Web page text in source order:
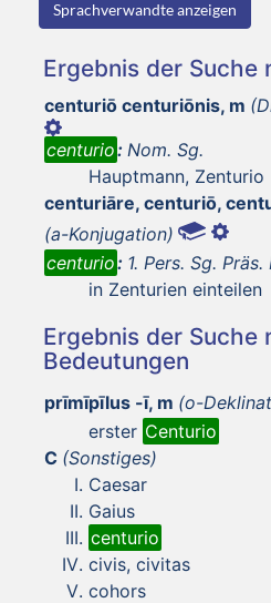
Sprachverwandte anzeigen
Ergebnis der Suche
centuriō centuriōnis, m
centurio: Nom. Sg.
Hauptmann, Zenturio
centuriāre, centuriō,
(a-Konjugation)
centurio: 1. Pers. Sg.
in Zenturien einteilen
Ergebnis der Suche
Bedeutungen
prīmīpīlus -ī, m (o-
erster Centurio
C (Sonstiges)
Caesar
Gaius
centurio
civis, civitas
cohors